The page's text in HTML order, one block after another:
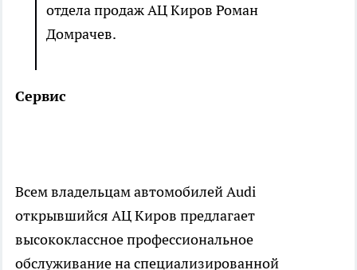
отдела продаж АЦ Киров Роман
Домрачев.
Сервис
Всем владельцам автомобилей Аudi
открывшийся АЦ Киров предлагает
высококлассное профессиональное
обслуживание на специализированной